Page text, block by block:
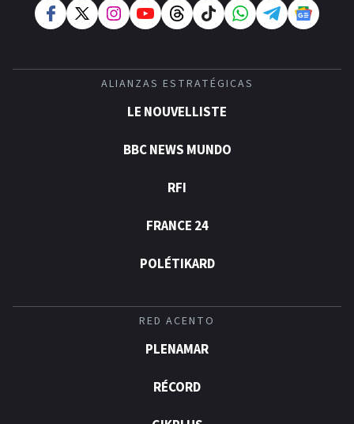
ALIANZAS ESTRATÉGICAS
LE NOUVELLISTE
BBC NEWS MUNDO
RFI
FRANCE 24
POLÉTIKARD
RED ACENTO
PLENAMAR
RÉCORD